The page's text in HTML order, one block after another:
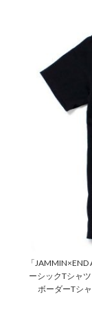
「
ーシックTシャ
ボーダーTシ